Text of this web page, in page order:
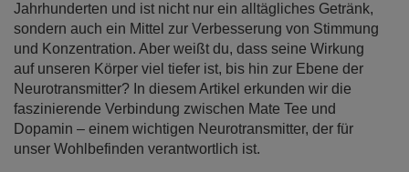
Jahrhunderten und ist nicht nur ein alltägliches Getränk,
sondern auch ein Mittel zur Verbesserung von Stimmung
und Konzentration. Aber weißt du, dass seine Wirkung
auf unseren Körper viel tiefer ist, bis hin zur Ebene der
Neurotransmitter? In diesem Artikel erkunden wir die
faszinierende Verbindung zwischen Mate Tee und
Dopamin – einem wichtigen Neurotransmitter, der für
unser Wohlbefinden verantwortlich ist.